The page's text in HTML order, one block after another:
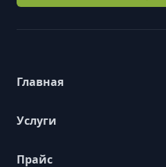
Главная
Услуги
Прайс